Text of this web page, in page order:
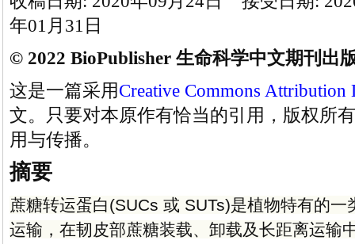
年01月31日
© 2022 BioPublisher 生命科学中文期刊出
这是一篇采用 Creative Commons Attribution
文。只要对本原作有恰当的引用，版权所
用与传播。
摘要
蔗糖转运蛋白(SUCs 或 SUTs)是植物特有的
运输，在韧皮部蔗糖装载、卸载及长距离运输